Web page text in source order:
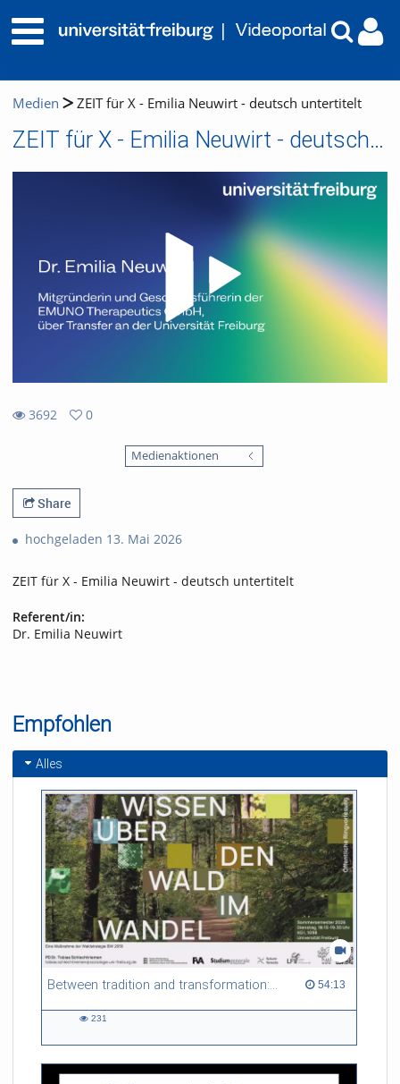
Medien ZEIT für X - Emilia Neuwirt - deutsch untertitelt
ZEIT für X - Emilia Neuwirt - deutsch untertitelt
3692
0
Medienaktionen
Share
hochgeladen 13. Mai 2026
ZEIT für X - Emilia Neuwirt - deutsch untertitelt
Referent/in:
Dr. Emilia Neuwirt
Empfohlen
Alles
Between tradition and transformation: how owners, advisers and institutions co-create knowledge for resilient forests in Europe 54:13
54:13 duration
231